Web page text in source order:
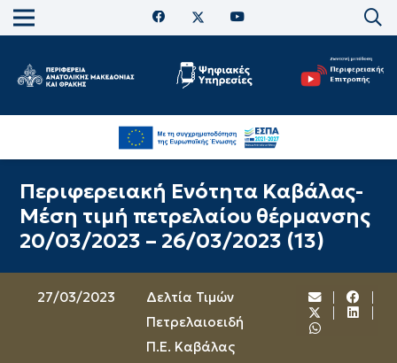
Περιφερειακή Ενότητα Καβάλας-
Μέση τιμή πετρελαίου θέρμανσης
20/03/2023 – 26/03/2023 (13)
27/03/2023
Δελτία Τιμών
Πετρελαιοειδή
Π.Ε. Καβάλας